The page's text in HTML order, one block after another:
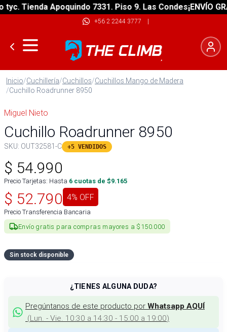
Tienda Apoquindo 7331. Piso 9. Las Condes¡ENVÍO
+56 2 2244 3777 |
Inicio/Cuchillería/Cuchillos/Cuchillos Mango de Madera
/Cuchillo Roadrunner 8950
Miguel Nieto
Cuchillo Roadrunner 8950
SKU: OUT32581-C +5 VENDIDOS
$ 54.990
Precio Tarjetas: Hasta 6 cuotas de $9.165
$ 52.790 4% OFF
Precio Transferencia Bancaria
Envío gratis para compras mayores a $150.000
Sin stock disponible
¿TIENES ALGUNA DUDA?
Pregúntanos de este producto por Whatsapp AQUÍ
(Lun. - Vie. 10:30 a 14:30 - 15:00 a 19:00)